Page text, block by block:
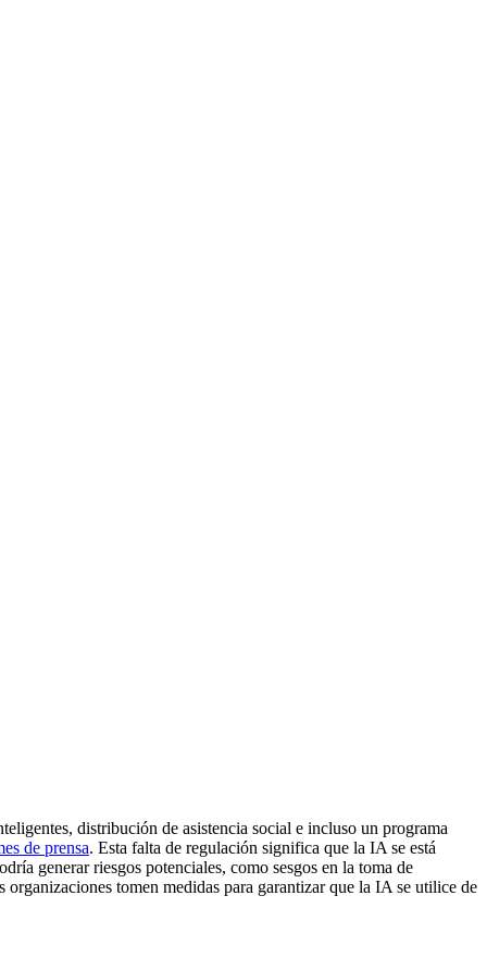
distribución de asistencia social e incluso un programa
de prensa. Esta falta de regulación significa que la IA se está
generar riesgos potenciales, como sesgos en la toma de
tomen medidas para garantizar que la IA se utilice de